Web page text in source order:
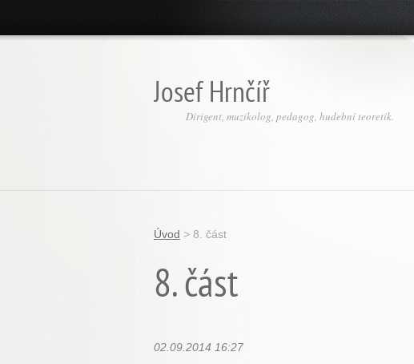
Josef Hrnčíř
Dirigent, muzikolog, pedagog, hudební teoretik.
Úvod > 8. část
8. část
02.09.2014 16:27